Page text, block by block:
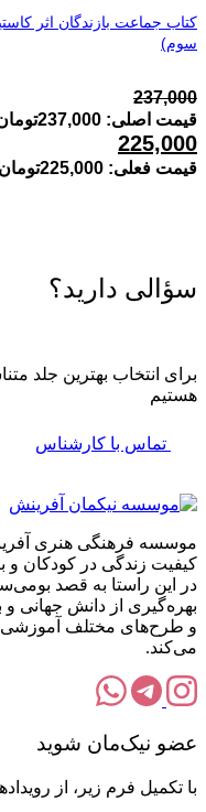
کتاب جماعت بازندگان اثر
سوم)
237,000
قیمت اصلی: 237,000تومان بود.
225,000
قیمت فعلی: 225,000تومان.
سؤالی دارید؟
برای انتخاب بهترین جلد
هستیم
تماس با کارشناس
موسسه فرهنگی هنری
کیفیت زندگی در کودکان
در این راستا به قصد
بهره‌گیری از دانش جهانی و
و طرح‌های مختلف
می‌کند.
عضو نیک‌مان شوید
با تکمیل فرم زیر، از